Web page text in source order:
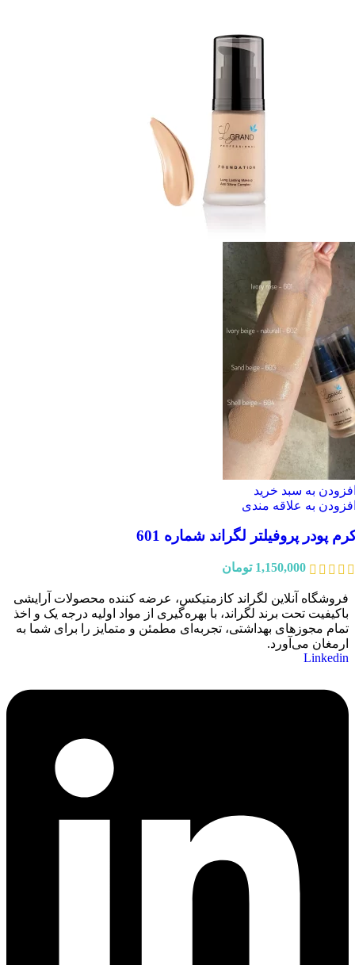
به سبد خرید
به علاقه مندی
پودر پروفیلتر لگراند شماره 601
1,150,000 تومان
فروشگاه آنلاین لگراند کازمتیکس، عرضه‌ کننده محصولات آرایشی
باکیفیت تحت برند لگراند، با بهره‌گیری از مواد اولیه درجه یک و اخذ
تمام مجوزهای بهداشتی، تجربه‌ای مطمئن و متمایز را برای شما به
ارمغان می‌آورد.
Linkedin